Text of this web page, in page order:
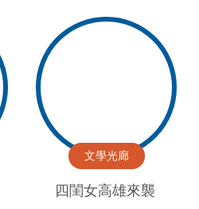
文學光廊
四閨女高雄來襲